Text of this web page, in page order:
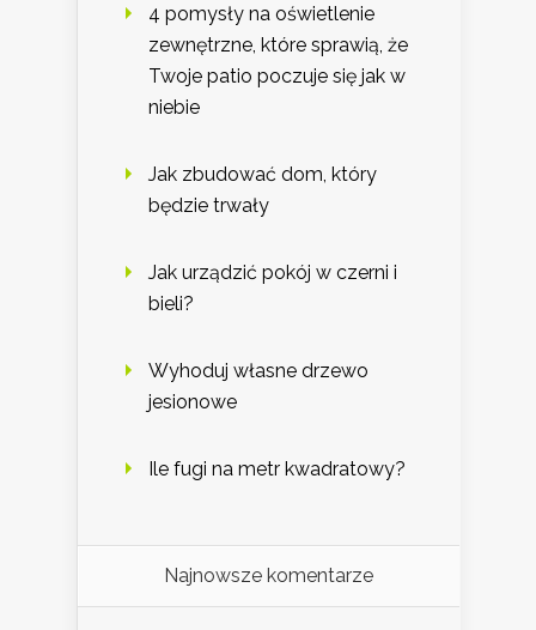
4 pomysły na oświetlenie
zewnętrzne, które sprawią, że
Twoje patio poczuje się jak w
niebie
Jak zbudować dom, który
będzie trwały
Jak urządzić pokój w czerni i
bieli?
Wyhoduj własne drzewo
jesionowe
Ile fugi na metr kwadratowy?
Najnowsze komentarze